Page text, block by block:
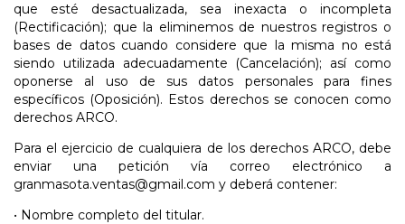
que esté desactualizada, sea inexacta o incompleta
(Rectificación); que la eliminemos de nuestros registros o
bases de datos cuando considere que la misma no está
siendo utilizada adecuadamente (Cancelación); así como
oponerse al uso de sus datos personales para fines
específicos (Oposición). Estos derechos se conocen como
derechos ARCO.
Para el ejercicio de cualquiera de los derechos ARCO, debe
enviar una petición vía correo electrónico a
granmasota.ventas@gmail.com y deberá contener:
• Nombre completo del titular.